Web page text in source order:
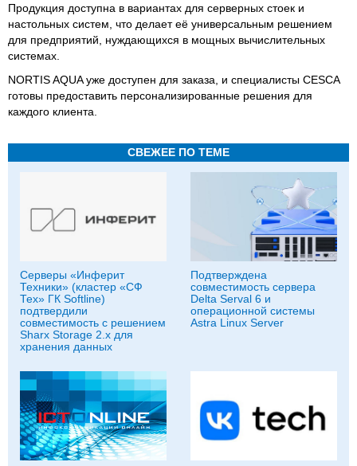
Продукция доступна в вариантах для серверных стоек и
настольных систем, что делает её универсальным решением
для предприятий, нуждающихся в мощных вычислительных
системах.
NORTIS AQUA уже доступен для заказа, и специалисты CESCA
готовы предоставить персонализированные решения для
каждого клиента.
СВЕЖЕЕ ПО ТЕМЕ
Серверы «Инферит
Техники» (кластер «СФ
Тех» ГК Softline)
подтвердили
совместимость с решением
Sharx Storage 2.x для
хранения данных
Подтверждена
совместимость сервера
Delta Serval 6 и
операционной системы
Astra Linux Server